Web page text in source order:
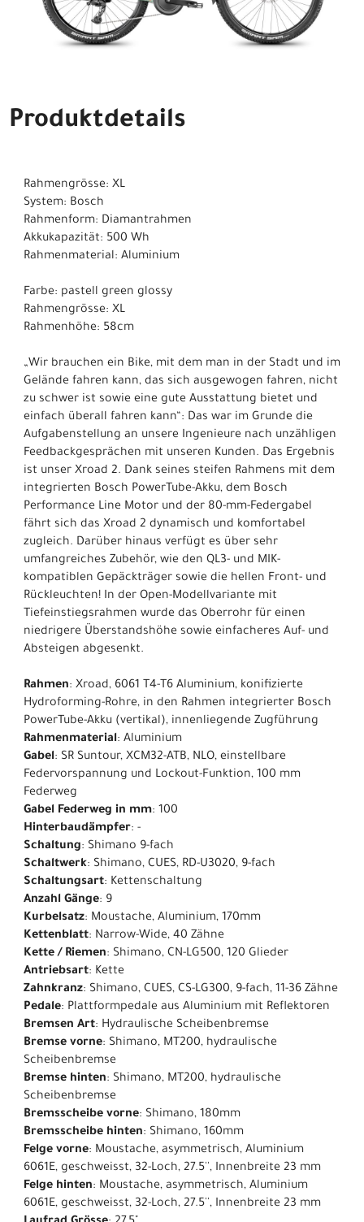
Produktdetails
Rahmengrösse: XL
System: Bosch
Rahmenform: Diamantrahmen
Akkukapazität: 500 Wh
Rahmenmaterial: Aluminium
Farbe: pastell green glossy
Rahmengrösse: XL
Rahmenhöhe: 58cm
„Wir brauchen ein Bike, mit dem man in der Stadt und im
Gelände fahren kann, das sich ausgewogen fahren, nicht
zu schwer ist sowie eine gute Ausstattung bietet und
einfach überall fahren kann“: Das war im Grunde die
Aufgabenstellung an unsere Ingenieure nach unzähligen
Feedbackgesprächen mit unseren Kunden. Das Ergebnis
ist unser Xroad 2. Dank seines steifen Rahmens mit dem
integrierten Bosch PowerTube-Akku, dem Bosch
Performance Line Motor und der 80-mm-Federgabel
fährt sich das Xroad 2 dynamisch und komfortabel
zugleich. Darüber hinaus verfügt es über sehr
umfangreiches Zubehör, wie den QL3- und MIK-
kompatiblen Gepäckträger sowie die hellen Front- und
Rückleuchten! In der Open-Modellvariante mit
Tiefeinstiegsrahmen wurde das Oberrohr für einen
niedrigere Überstandshöhe sowie einfacheres Auf- und
Absteigen abgesenkt.
Rahmen: Xroad, 6061 T4-T6 Aluminium, konifizierte
Hydroforming-Rohre, in den Rahmen integrierter Bosch
PowerTube-Akku (vertikal), innenliegende Zugführung
Rahmenmaterial: Aluminium
Gabel: SR Suntour, XCM32-ATB, NLO, einstellbare
Federvorspannung und Lockout-Funktion, 100 mm
Federweg
Gabel Federweg in mm: 100
Hinterbaudämpfer: -
Schaltung: Shimano 9-fach
Schaltwerk: Shimano, CUES, RD-U3020, 9-fach
Schaltungsart: Kettenschaltung
Anzahl Gänge: 9
Kurbelsatz: Moustache, Aluminium, 170mm
Kettenblatt: Narrow-Wide, 40 Zähne
Kette / Riemen: Shimano, CN-LG500, 120 Glieder
Antriebsart: Kette
Zahnkranz: Shimano, CUES, CS-LG300, 9-fach, 11-36 Zähne
Pedale: Plattformpedale aus Aluminium mit Reflektoren
Bremsen Art: Hydraulische Scheibenbremse
Bremse vorne: Shimano, MT200, hydraulische
Scheibenbremse
Bremse hinten: Shimano, MT200, hydraulische
Scheibenbremse
Bremsscheibe vorne: Shimano, 180mm
Bremsscheibe hinten: Shimano, 160mm
Felge vorne: Moustache, asymmetrisch, Aluminium
6061E, geschweisst, 32-Loch, 27.5'', Innenbreite 23 mm
Felge hinten: Moustache, asymmetrisch, Aluminium
6061E, geschweisst, 32-Loch, 27.5'', Innenbreite 23 mm